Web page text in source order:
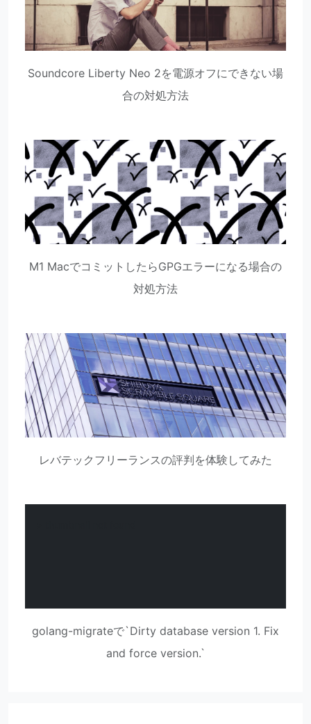
Soundcore Liberty Neo 2を電源オフにできない場
合の対処方法
M1 MacでコミットしたらGPGエラーになる場合の
対処方法
レバテックフリーランスの評判を体験してみた
golang-migrateで`Dirty database version 1. Fix
and force version.`